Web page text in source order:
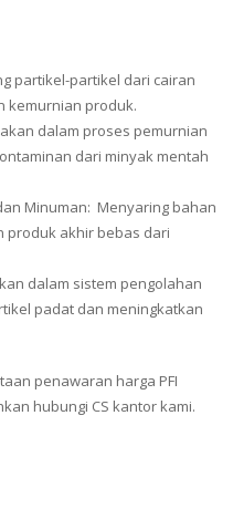
partikel-partikel dari cairan
kemurnian produk.
dalam proses pemurnian
dari minyak mentah
Minuman: Menyaring bahan
produk akhir bebas dari
dalam sistem pengolahan
padat dan meningkatkan
penawaran harga PFI
hubungi CS kantor kami.